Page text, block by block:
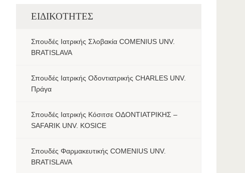
ΕΙΔΙΚΟΤΗΤΕΣ
Σπουδές Ιατρικής Σλοβακία COMENIUS UNV.
BRATISLAVA
Σπουδές Ιατρικής Οδοντιατρικής CHARLES UNV.
Πράγα
Σπουδές Ιατρικής Κόσιτσε ΟΔΟΝΤΙΑΤΡΙΚΗΣ –
SAFARIK UNV. KOSICE
Σπουδές Φαρμακευτικής COMENIUS UNV.
BRATISLAVA